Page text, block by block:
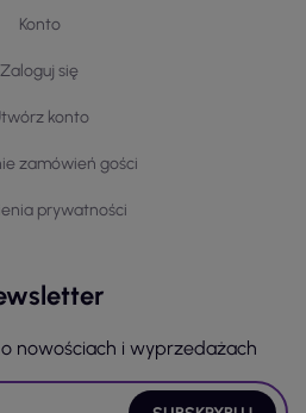
Konto
Zaloguj się
konto
zamówień gości
prywatności
nowościach i wyprzedażach